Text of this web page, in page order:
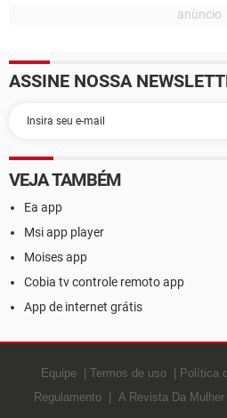
ASSINE NOSSA
VEJA TAMBÉM
Ea app
Msi app player
Moises app
Cobia tv controle remoto app
App de internet grátis
Equipe Termos de uso Política
Regulamento
A Revista Da Mulher